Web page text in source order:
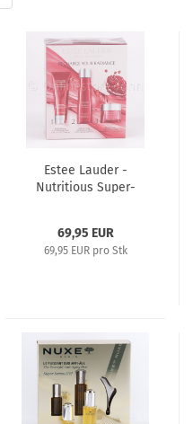
Estee Lauder -
Nutritious Super-
69,95 EUR
69,95 EUR pro Stk